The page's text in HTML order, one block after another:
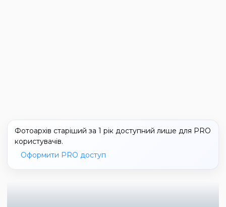
Фотоархів старіший за 1 рік доступний лише для PRO
користувачів.
Оформити PRO доступ